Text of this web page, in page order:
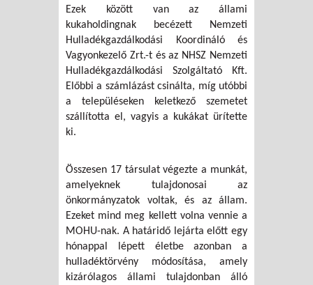
Ezek között van az állami
kukaholdingnak becézett Nemzeti
Hulladékgazdálkodási Koordináló és
Vagyonkezelő Zrt.-t és az NHSZ Nemzeti
Hulladékgazdálkodási Szolgáltató Kft.
Előbbi a számlázást csinálta, míg utóbbi
a településeken keletkező szemetet
szállította el, vagyis a kukákat ürítette
ki.
Összesen 17 társulat végezte a munkát,
amelyeknek tulajdonosai az
önkormányzatok voltak, és az állam.
Ezeket mind meg kellett volna vennie a
MOHU-nak. A határidő lejárta előtt egy
hónappal lépett életbe azonban a
hulladéktörvény módosítása, amely
kizárólagos állami tulajdonban álló